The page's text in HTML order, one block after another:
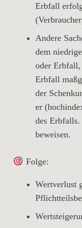
Erbfall
Andere
dem
oder Erbfall
Erbfall
der
er
des Erbfalls.
beweisen.
Folge:
Wertverlust